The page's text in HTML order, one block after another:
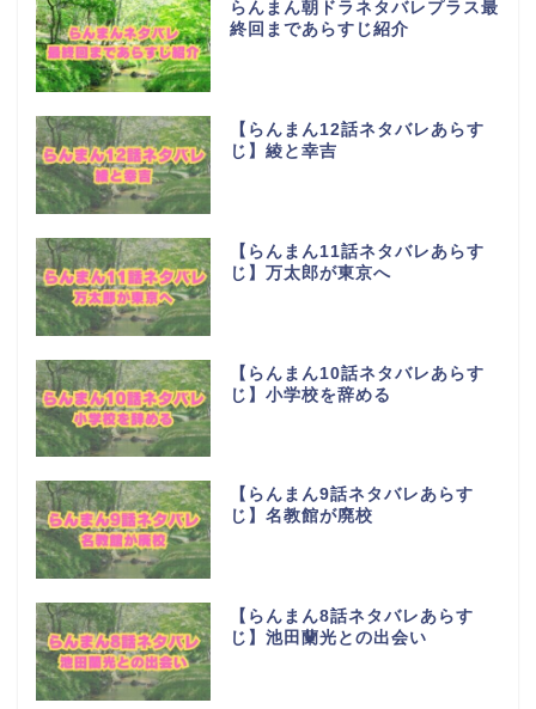
らんまん朝ドラネタバレプラス最
終回まであらすじ紹介
【らんまん12話ネタバレあらす
じ】綾と幸吉
【らんまん11話ネタバレあらす
じ】万太郎が東京へ
【らんまん10話ネタバレあらす
じ】小学校を辞める
【らんまん9話ネタバレあらす
じ】名教館が廃校
【らんまん8話ネタバレあらす
じ】池田蘭光との出会い